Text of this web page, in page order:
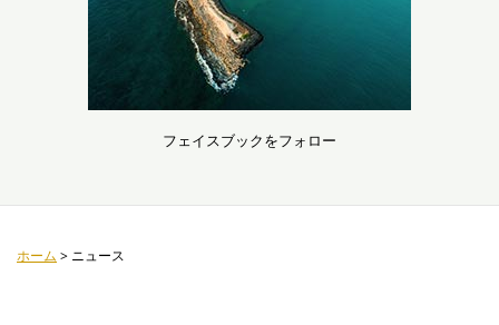
フェイスブックをフォロー
ホーム > ニュース